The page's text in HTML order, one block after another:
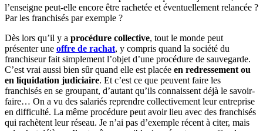
l’enseigne peut-elle encore être rachetée et éventuellement relancée ?
Par les franchisés par exemple ?
Dès lors qu’il y a procédure collective, tout le monde peut
présenter une offre de rachat, y compris quand la société du
franchiseur fait simplement l’objet d’une procédure de sauvegarde.
C’est vrai aussi bien sûr quand elle est placée en redressement ou
en liquidation judiciaire. Et c’est ce que peuvent faire les
franchisés en se groupant, d’autant qu’ils connaissent déjà le savoir-
faire… On a vu des salariés reprendre collectivement leur entreprise
en difficulté. La même procédure peut avoir lieu avec des franchisés
qui rachètent leur réseau. Je n’ai pas d’exemple récent à citer, mais